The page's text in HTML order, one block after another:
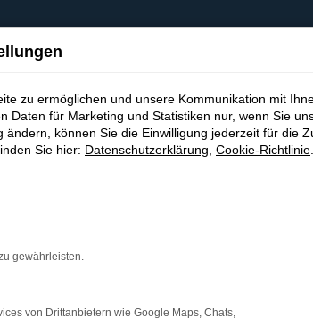
Funktioniert die Seite in einem anderen
zu ermöglichen und unsere Kommunikation mit
Daten für Marketing und Statistiken nur, wenn Sie
können Sie die Einwilligung jederzeit für die
Sie hier: Datenschutzerklärung Cookie-Richtlinie
gewährleisten.
von Drittanbietern wie Google Maps, Chats,